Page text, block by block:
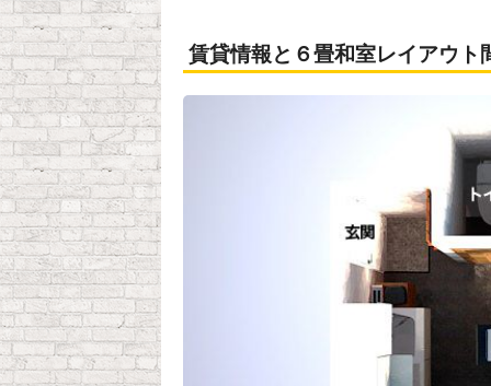
賃貸情報と６畳和室レイアウト